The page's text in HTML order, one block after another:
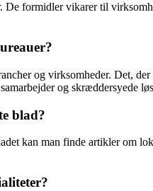
formidler vikarer til
og virksomheder. Det,
og skræddersyede
blad?
kan man finde artikler om